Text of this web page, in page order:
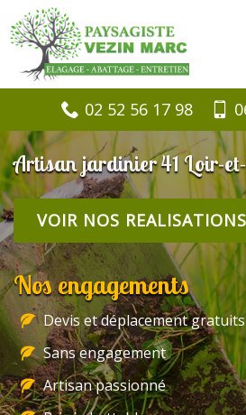
02 52 56 17 98
Artisan jardinier 41 Loir-
VOIR NOS REALISATIONS
Nos engagements
Devis et déplacement gratuits
Sans engagement
Artisan passionné